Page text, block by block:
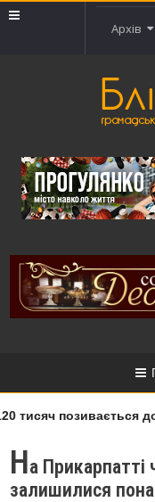
Архів
позивається до
На Прикарпатті
залишилися